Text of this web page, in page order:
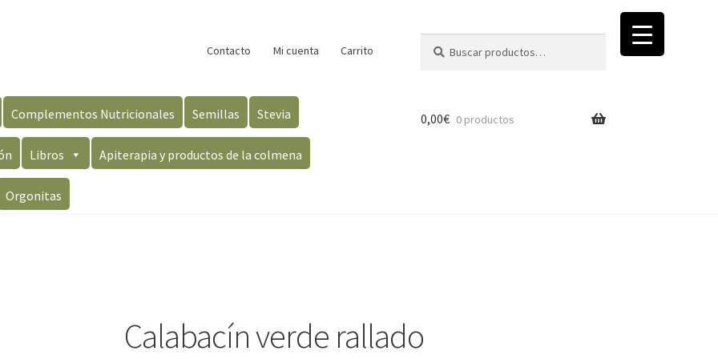
Contacto Mi cuenta Carrito
por:
Complementos Nutricionales Semillas Stevia
Libros Apiterapia y productos de la colmena
Orgonitas
0,00€ 0 productos
Calabacín verde rallado